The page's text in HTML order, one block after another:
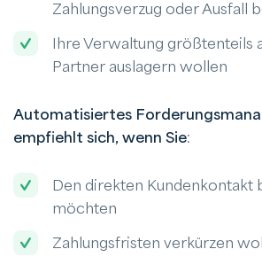
Zahlungsverzug oder Ausfall
Ihre Verwaltung größtenteils
Partner auslagern wollen
Automatisiertes
empfiehlt sich, wenn Sie:
Den direkten Kundenkontakt
möchten
Zahlungsfristen verkürzen